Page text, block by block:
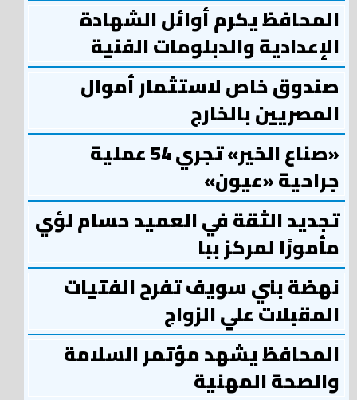
المحافظ يكرم أوائل الشهادة
الإعدادية والدبلومات الفنية
صندوق خاص لاستثمار أموال
المصريين بالخارج
«صناع الخير» تجري 54 عملية
جراحية «عيون»
تجديد الثقة في العميد حسام لؤي
مأمورًا لمركز ببا
نهضة بني سويف تفرح الفتيات
المقبلات علي الزواج
المحافظ يشهد مؤتمر السلامة
والصحة المهنية